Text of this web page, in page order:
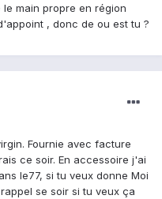
main propre en région
, donc de ou est tu ?
Fournie avec facture
ce soir. En accessoire j'ai
le77, si tu veux donne Moi
se soir si tu veux ça